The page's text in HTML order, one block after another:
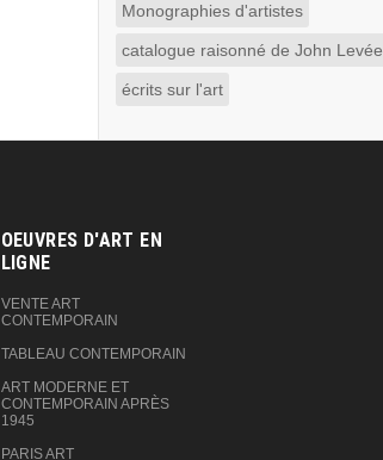
Monographies d'artistes
catalogue raisonné de John Levée
écrits sur l'art
OEUVRES D'ART EN
LIGNE‎
VENTE ART
CONTEMPORAIN
TABLEAU CONTEMPORAIN
ART MODERNE ET
CONTEMPORAIN APRÈS
1945
PARIS ART